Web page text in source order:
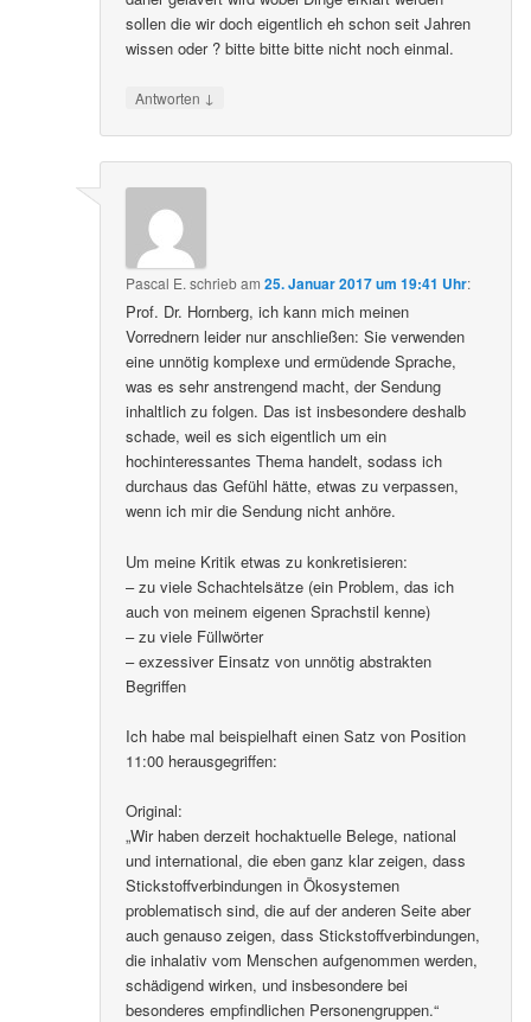
sollen die wir doch eigentlich eh schon seit Jahren
wissen oder ? bitte bitte bitte nicht noch einmal.
Antworten ↓
Pascal E.schriebam25. Januar 2017 um 19:41 Uhr:
Prof. Dr. Hornberg, ich kann mich meinen
Vorrednern leider nur anschließen: Sie verwenden
eine unnötig komplexe und ermüdende Sprache,
was es sehr anstrengend macht, der Sendung
inhaltlich zu folgen. Das ist insbesondere deshalb
schade, weil es sich eigentlich um ein
hochinteressantes Thema handelt, sodass ich
durchaus das Gefühl hätte, etwas zu verpassen,
wenn ich mir die Sendung nicht anhöre.
Um meine Kritik etwas zu konkretisieren:
– zu viele Schachtelsätze (ein Problem, das ich
auch von meinem eigenen Sprachstil kenne)
– zu viele Füllwörter
– exzessiver Einsatz von unnötig abstrakten
Begriffen
Ich habe mal beispielhaft einen Satz von Position
11:00 herausgegriffen:
Original:
„Wir haben derzeit hochaktuelle Belege, national
und international, die eben ganz klar zeigen, dass
Stickstoffverbindungen in Ökosystemen
problematisch sind, die auf der anderen Seite aber
auch genauso zeigen, dass Stickstoffverbindungen,
die inhalativ vom Menschen aufgenommen werden,
schädigend wirken, und insbesondere bei
besonderes empfindlichen Personengruppen.“